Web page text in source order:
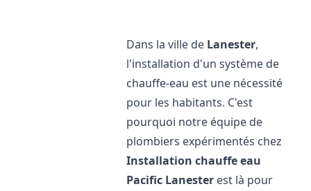
Dans la ville de Lanester,
l'installation d'un système de
chauffe-eau est une nécessité
pour les habitants. C'est
pourquoi notre équipe de
plombiers expérimentés chez
Installation chauffe eau
Pacific Lanester est là pour